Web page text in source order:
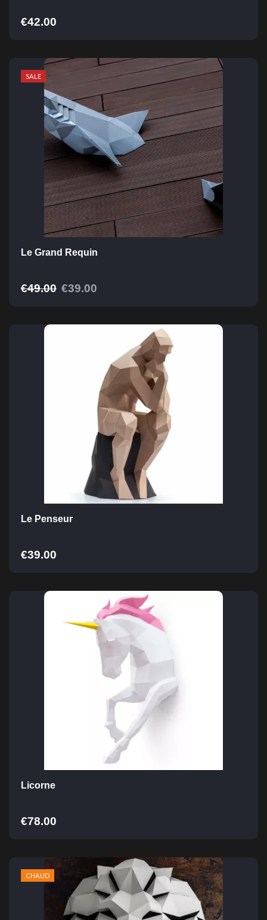
€42.00
SALE
Le Grand Requin
€49.00 €39.00
Le Penseur
€39.00
Licorne
€78.00
CHAUD